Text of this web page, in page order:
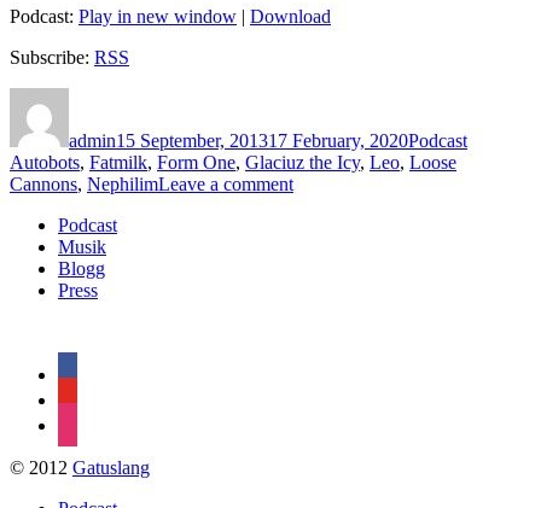
Podcast: Play in new window | Download
Subscribe: RSS
admin15 September, 201317 February, 2020Podcast
Autobots, Fatmilk, Form One, Glaciuz the Icy, Leo, Loose
Cannons, NephilimLeave a commenton
Podcast
Musik
Blogg
Press
© 2012 Gatuslang